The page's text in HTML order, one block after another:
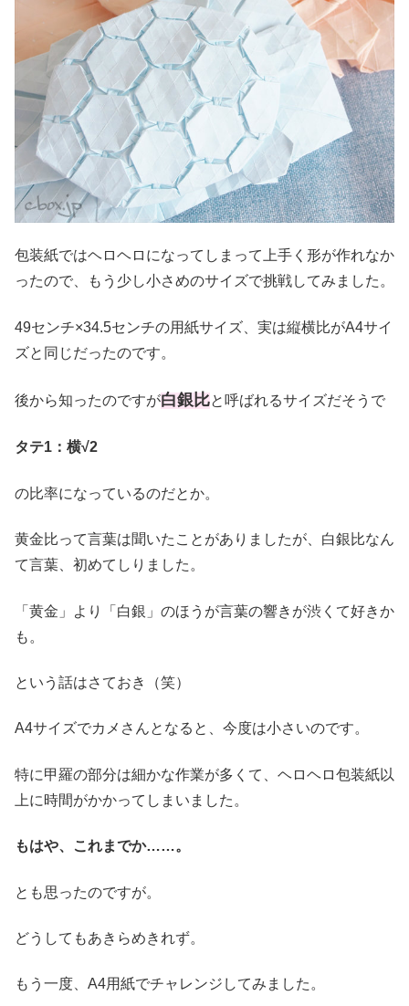
包装紙ではヘロヘロになってしまって上手く形が作れなか
ったので、もう少し小さめのサイズで挑戦してみました。
49センチ×34.5センチの用紙サイズ、実は縦横比がA4サイ
ズと同じだったのです。
後から知ったのですが白銀比と呼ばれるサイズだそうで
タテ1：横√2
の比率になっているのだとか。
黄金比って言葉は聞いたことがありましたが、白銀比なん
て言葉、初めてしりました。
「黄金」より「白銀」のほうが言葉の響きが渋くて好きか
も。
という話はさておき（笑）
A4サイズでカメさんとなると、今度は小さいのです。
特に甲羅の部分は細かな作業が多くて、ヘロヘロ包装紙以
上に時間がかかってしまいました。
もはや、これまでか……。
とも思ったのですが。
どうしてもあきらめきれず。
もう一度、A4用紙でチャレンジしてみました。